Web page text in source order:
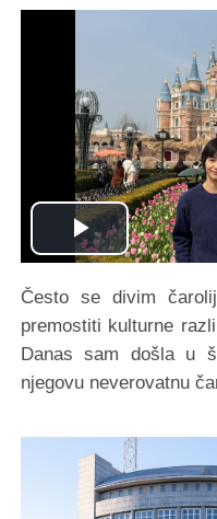
Play
Video
Često se divim
premostiti kulturne
Danas sam došla u
njegovu neverovatnu